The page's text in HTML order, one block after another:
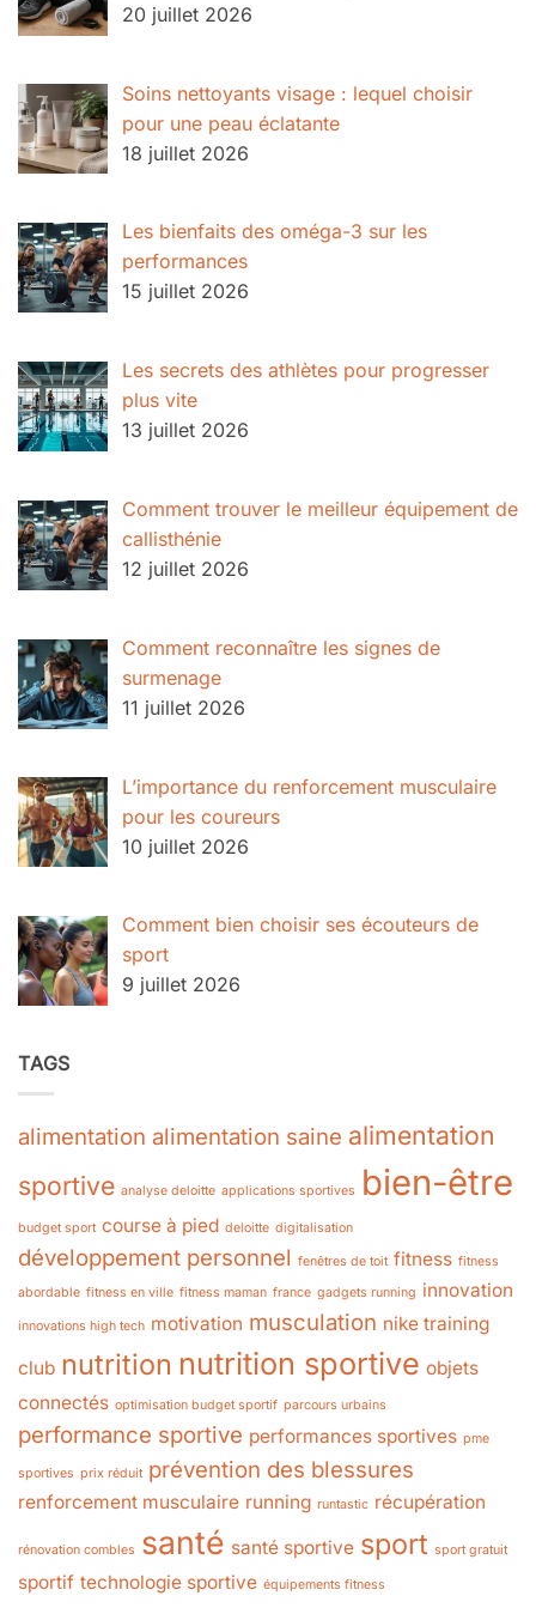
20 juillet 2026
Soins nettoyants visage : lequel choisir
pour une peau éclatante
18 juillet 2026
Les bienfaits des oméga-3 sur les
performances
15 juillet 2026
Les secrets des athlètes pour progresser
plus vite
13 juillet 2026
Comment trouver le meilleur équipement de
callisthénie
12 juillet 2026
Comment reconnaître les signes de
surmenage
11 juillet 2026
L’importance du renforcement musculaire
pour les coureurs
10 juillet 2026
Comment bien choisir ses écouteurs de
sport
9 juillet 2026
TAGS
alimentation alimentation saine alimentation
sportive analyse deloitte applications sportives bien-être
budget sport course à pied deloitte digitalisation
développement personnel fenêtres de toit fitness fitness
abordable fitness en ville fitness maman france gadgets running innovation
innovations high tech motivation musculation nike training
club nutrition nutrition sportive objets
connectés optimisation budget sportif parcours urbains
performance sportive performances sportives pme
sportives prix réduit prévention des blessures
renforcement musculaire running runtastic récupération
rénovation combles santé santé sportive sport sport gratuit
sportif technologie sportive équipements fitness